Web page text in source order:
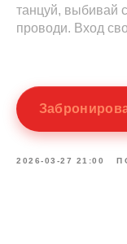
танцуй, выбивай
проводи. Вход
2026-03-27 21:00